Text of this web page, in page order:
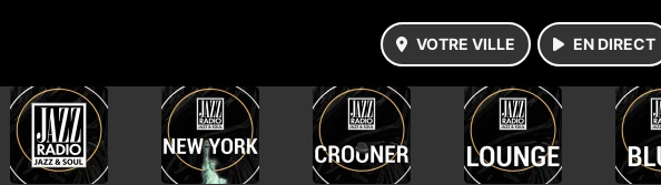
VOTRE VILLE EN DIRECT